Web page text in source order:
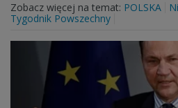
Zobacz więcej na temat: POLSKA
Tygodnik Powszechny